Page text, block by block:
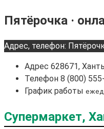
Пятёрочка ·
Адрес, телефон:
Адрес 628671,
Телефон 8 (800)
График работы
Супермаркет,